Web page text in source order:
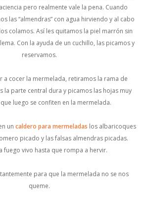
pero realmente vale la pena. Cuando
las “almendras” con agua hirviendo y al cabo
colamos. Así les quitamos la piel marrón sin
Con la ayuda de un cuchillo, las picamos y
reservamos.
a cocer la mermelada, retiramos la rama de
la parte central dura y picamos las hojas muy
luego se confiten en la mermelada.
un caldero para mermeladas los albaricoques
picado y las falsas almendras picadas.
fuego vivo hasta que rompa a hervir.
para que la mermelada no se nos
queme.